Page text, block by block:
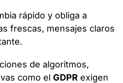
rápido y obliga a
frescas, mensajes claros
de algoritmos,
como el GDPR exigen